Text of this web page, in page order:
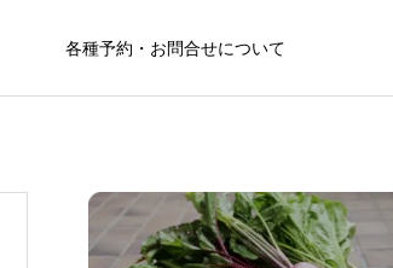
各種予約・お問合せについて